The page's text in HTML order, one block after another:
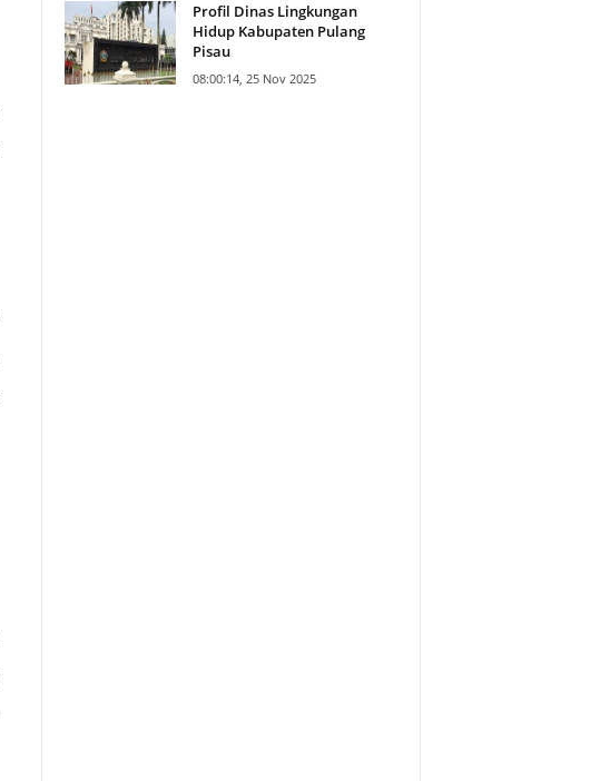
Profil Dinas Lingkungan
Hidup Kabupaten Pulang
Pisau
08:00:14, 25 Nov 2025